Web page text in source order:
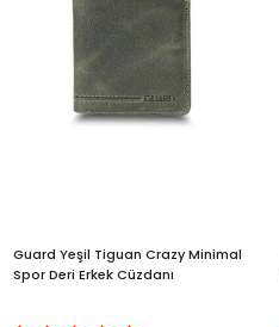
Guard Yeşil Tiguan Crazy Minimal
Spor Deri Erkek Cüzdanı